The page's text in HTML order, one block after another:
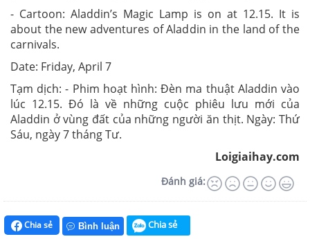
- Cartoon: Aladdin’s Magic Lamp is on at 12.15. It is
about the new adventures of Aladdin in the land of the
carnivals.
Date: Friday, April 7
Tạm dịch: - Phim hoạt hình: Đèn ma thuật Aladdin vào
lúc 12.15. Đó là về những cuộc phiêu lưu mới của
Aladdin ở vùng đất của những người ăn thịt. Ngày: Thứ
Sáu, ngày 7 tháng Tư.
Loigiaihay.com
Đánh giá:
Chia sẻ Bình luận Chia sẻ